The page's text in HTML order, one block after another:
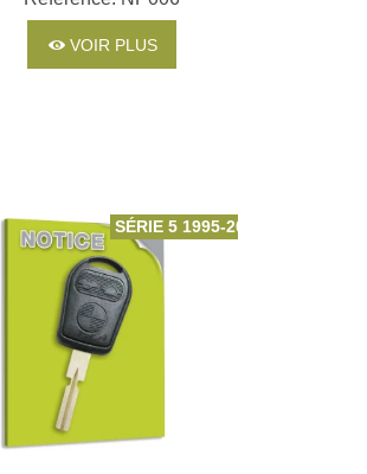
2006
VOIR PLUS
SÉRIE 5 1995-2004